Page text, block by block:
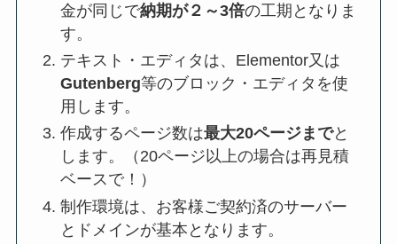
金が同じで納期が２～3倍の工期となりま
す。
テキスト・エディタは、Elementor又は
Gutenberg等のブロック・エディタを使
用します。
作成するページ数は最大20ページまでと
します。（20ページ以上の場合は再見積
ベースで！）
制作環境は、お客様ご契約済のサーバー
とドメインが基本となります。